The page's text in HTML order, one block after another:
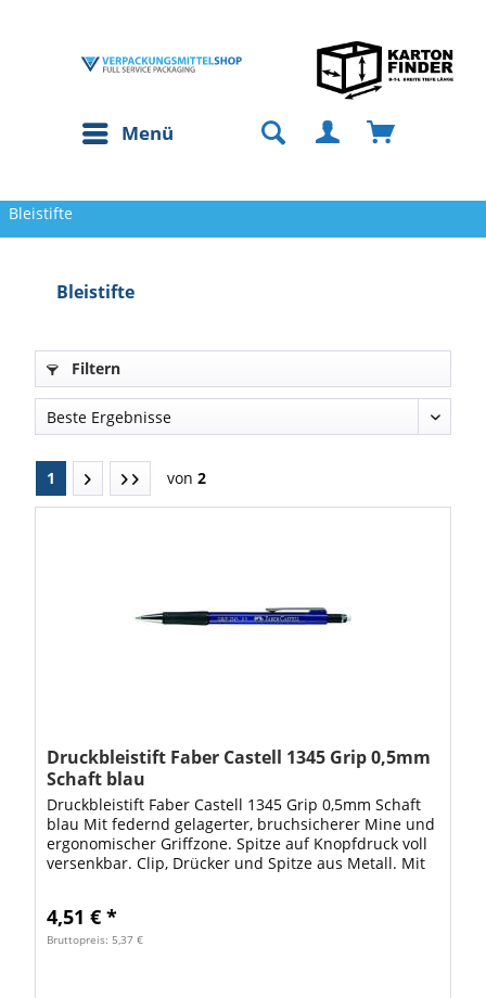
Menü
Bleistifte
Bleistifte
Filtern
1 von 2
Druckbleistift Faber Castell 1345 Grip 0,5mm
Schaft blau
Druckbleistift Faber Castell 1345 Grip 0,5mm Schaft
blau Mit federnd gelagerter, bruchsicherer Mine und
ergonomischer Griffzone. Spitze auf Knopfdruck voll
versenkbar. Clip, Drücker und Spitze aus Metall. Mit
4,51 € *
Bruttopreis: 5,37 €